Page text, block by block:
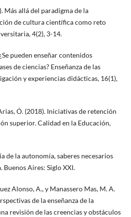
Más allá del paradigma de la
de cultura científica como reto
4(2), 3-14.
pueden enseñar contenidos
de ciencias? Enseñanza de las
y experiencias didácticas, 16(1),
Ó. (2018). Iniciativas de retención
superior. Calidad en la Educación,
de la autonomía, saberes necesarios
Buenos Aires: Siglo XXI.
Alonso, A., y Manassero Mas, M. A.
de la enseñanza de la
revisión de las creencias y obstáculos